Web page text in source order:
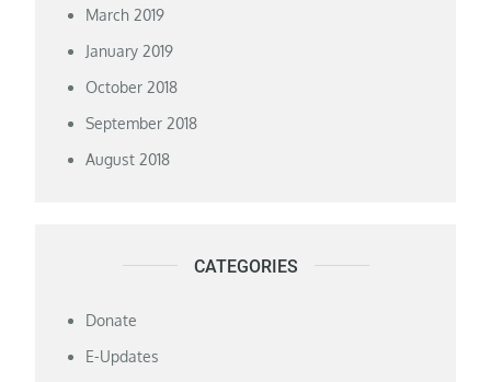
March 2019
January 2019
October 2018
September 2018
August 2018
CATEGORIES
Donate
E-Updates